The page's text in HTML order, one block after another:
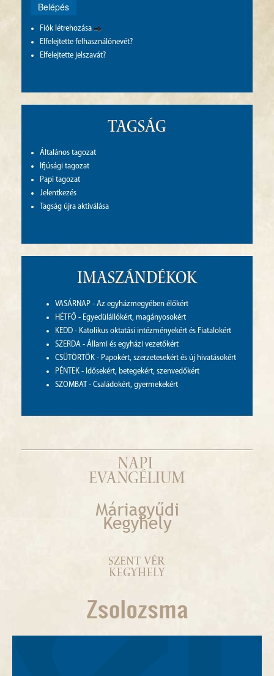
Belépés
Fiók létrehozása
Elfelejtette felhasználónevét?
Elfelejtette jelszavát?
Tagság
Általános tagozat
Ifjúsági tagozat
Papi tagozat
Jelentkezés
Tagság újra aktiválása
Imaszándékok
VASÁRNAP - Az egyházmegyében élőkért
HÉTFŐ - Egyedülállókért, magányosokért
KEDD - Katolikus oktatási intézményekért és Fiatalokért
SZERDA - Állami és egyházi vezetőkért
CSÜTÖRTÖK - Papokért, szerzetesekért és új hivatásokért
PÉNTEK - Idősekért, betegekért, szenvedőkért
SZOMBAT - Családokért, gyermekekért